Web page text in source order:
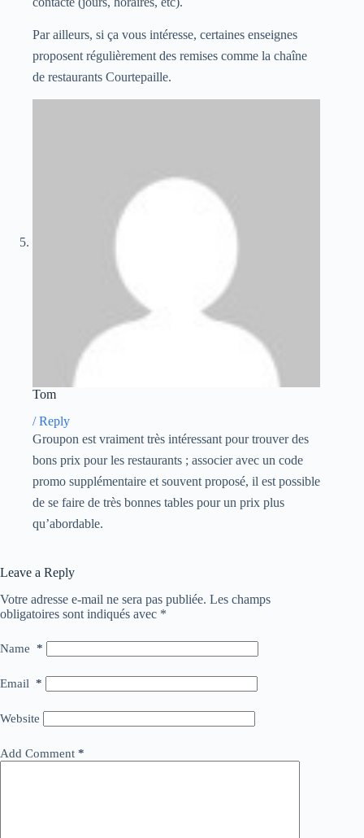
Par ailleurs, si ça vous intéresse, certaines enseignes
proposent régulièrement des remises comme la chaîne
de restaurants Courtepaille.
Tom
/Reply
Groupon est vraiment très intéressant pour trouver des
bons prix pour les restaurants ; associer avec un code
promo supplémentaire et souvent proposé, il est possible
de se faire de très bonnes tables pour un prix plus
qu’abordable.
Leave a Reply
Votre adresse e-mail ne sera pas publiée. Les champs
obligatoires sont indiqués avec *
Name *
Email *
Website
Add Comment *